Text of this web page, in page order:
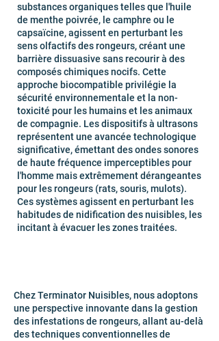
substances organiques telles que l'huile
de menthe poivrée, le camphre ou le
capsaïcine, agissent en perturbant les
sens olfactifs des rongeurs, créant une
barrière dissuasive sans recourir à des
composés chimiques nocifs. Cette
approche biocompatible privilégie la
sécurité environnementale et la non-
toxicité pour les humains et les animaux
de compagnie. Les dispositifs à ultrasons
représentent une avancée technologique
significative, émettant des ondes sonores
de haute fréquence imperceptibles pour
l'homme mais extrêmement dérangeantes
pour les rongeurs (rats, souris, mulots).
Ces systèmes agissent en perturbant les
habitudes de nidification des nuisibles, les
incitant à évacuer les zones traitées.
Chez Terminator Nuisibles, nous adoptons
une perspective innovante dans la gestion
des infestations de rongeurs, allant au-delà
des techniques conventionnelles de